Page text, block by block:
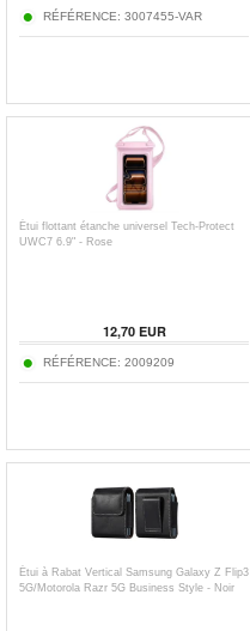
RÉFÉRENCE: 3007455-VAR
Étui flottant étanche universel Tech-Protect
UWC7 6.9" - Rose
12,70EUR
RÉFÉRENCE: 2009209
Étui à Rabat Vertical Samsung Galaxy Z Flip3
5G/Motorola Razr 5G Business Style - Noir